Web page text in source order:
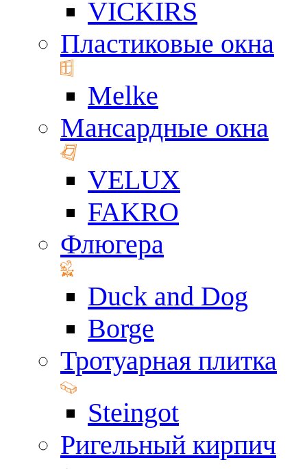
VICKIRS
Пластиковые окна
Melke
Мансардные окна
VELUX
FAKRO
Флюгера
Duck and Dog
Borge
Тротуарная плитка
Steingot
Ригельный кирпич